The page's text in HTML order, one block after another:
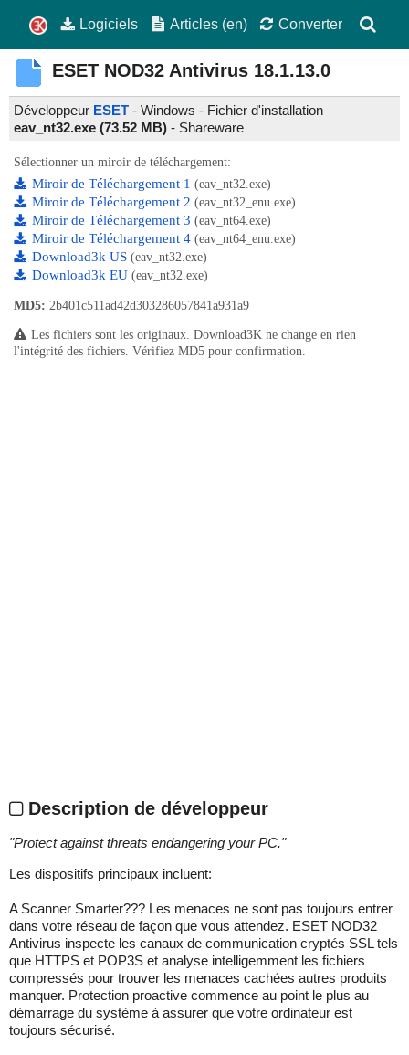
Logiciels Articles (en) Converter
ESET NOD32 Antivirus 18.1.13.0
Développeur ESET - Windows - Fichier d'installation
eav_nt32.exe (73.52 MB) - Shareware
Sélectionner un miroir de téléchargement:
Miroir de Téléchargement 1 (eav_nt32.exe)
Miroir de Téléchargement 2 (eav_nt32_enu.exe)
Miroir de Téléchargement 3 (eav_nt64.exe)
Miroir de Téléchargement 4 (eav_nt64_enu.exe)
Download3k US (eav_nt32.exe)
Download3k EU (eav_nt32.exe)
MD5: 2b401c511ad42d303286057841a931a9
Les fichiers sont les originaux. Download3K ne change en rien
l'intégrité des fichiers. Vérifiez MD5 pour confirmation.
Description de développeur
"Protect against threats endangering your PC."
Les dispositifs principaux incluent:
A Scanner Smarter??? Les menaces ne sont pas toujours entrer
dans votre réseau de façon que vous attendez. ESET NOD32
Antivirus inspecte les canaux de communication cryptés SSL tels
que HTTPS et POP3S et analyse intelligemment les fichiers
compressés pour trouver les menaces cachées autres produits
manquer. Protection proactive commence au point le plus au
démarrage du système à assurer que votre ordinateur est
toujours sécurisé.